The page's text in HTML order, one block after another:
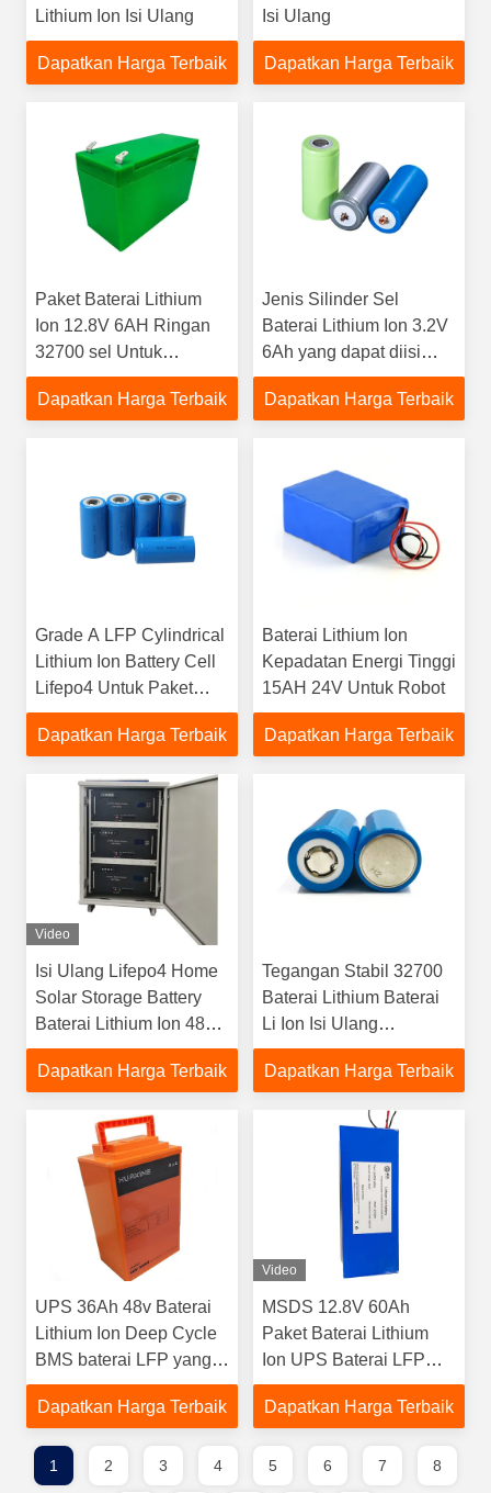
Lithium Ion Isi Ulang
Dapatkan Harga Terbaik
Isi Ulang
Dapatkan Harga Terbaik
Paket Baterai Lithium
Ion 12.8V 6AH Ringan
32700 sel Untuk
Speaker
Dapatkan Harga Terbaik
Jenis Silinder Sel
Baterai Lithium Ion 3.2V
6Ah yang dapat diisi
ulang
Dapatkan Harga Terbaik
Grade A LFP Cylindrical
Lithium Ion Battery Cell
Lifepo4 Untuk Paket
Baterai 12V
Dapatkan Harga Terbaik
Baterai Lithium Ion
Kepadatan Energi Tinggi
15AH 24V Untuk Robot
Dapatkan Harga Terbaik
Video
Isi Ulang Lifepo4 Home
Solar Storage Battery
Baterai Lithium Ion 48v
Untuk Penyimpanan
Solar
Dapatkan Harga Terbaik
Tegangan Stabil 32700
Baterai Lithium Baterai
Li Ion Isi Ulang
6000mAh 3.2V
Dapatkan Harga Terbaik
UPS 36Ah 48v Baterai
Lithium Ion Deep Cycle
BMS baterai LFP yang
dapat diisi ulang
Dapatkan Harga Terbaik
Video
MSDS 12.8V 60Ah
Paket Baterai Lithium
Ion UPS Baterai LFP
Solar Lifepo4 yang
Dapat Diisi Ulang
Dapatkan Harga Terbaik
1 2 3 4 5 6 7 8